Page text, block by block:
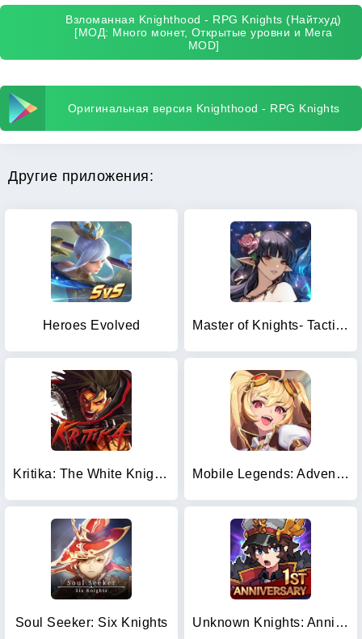
Взломанная Knighthood - RPG Knights (Найтхуд)
[МОД: Много монет, Открытые уровни и Мега
MOD]
Оригинальная версия Knighthood - RPG Knights
Другие приложения:
Heroes Evolved Master of Knights- Tactics RPG
Kritika: The White Knights Mobile Legends: Adventure
Soul Seeker: Six Knights Unknown Knights: Anniversary